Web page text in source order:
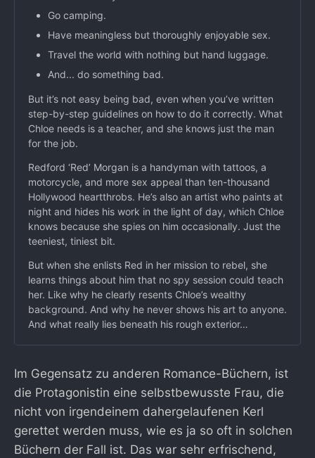
Go camping.
Have meaningless but thoroughly enjoyable sex.
Travel the world with nothing but hand luggage.
And... do something bad.
But it’s not easy being bad, even when you’ve written
step-by-step guidelines on how to do it correctly. What
Chloe needs is a teacher, and she knows just the man
for the job.
Redford ‘Red’ Morgan is a handyman with tattoos, a
motorcycle, and more sex appeal than ten-thousand
Hollywood heartthrobs. He’s also an artist who paints at
night and hides his work in the light of day, which Chloe
knows because she spies on him occasionally. Just the
teeniest, tiniest bit.
But when she enlists Red in her mission to rebel, she
learns things about him that no spy session could teach
her. Like why he clearly resents Chloe’s wealthy
background. And why he never shows his art to anyone.
And what really lies beneath his rough exterior…
Im Gegensatz zu anderen Romance-Büchern, ist
die Protagonistin eine selbstbewusste Frau, die
nicht von irgendeinem dahergelaufenen Kerl
gerettet werden muss, wie es ja so oft in solchen
Büchern der Fall ist. Das war sehr erfrischend,